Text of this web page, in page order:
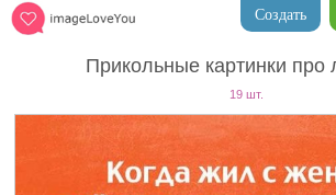
Создать
Прикольные картинки про
19 шт.